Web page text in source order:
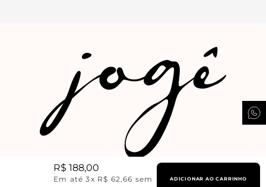
R$ 188,00
Em até3x R$ 62 ,66 sem
ADICIONAR AO CARRINHO